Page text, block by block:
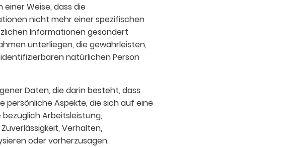
Weise, dass die
nicht mehr einer spezifischen
Informationen gesondert
unterliegen, die gewährleisten,
natürlichen Person
Daten, die darin besteht, dass
Aspekte, die sich auf eine
Arbeitsleistung,
Verhalten,
oder vorherzusagen.